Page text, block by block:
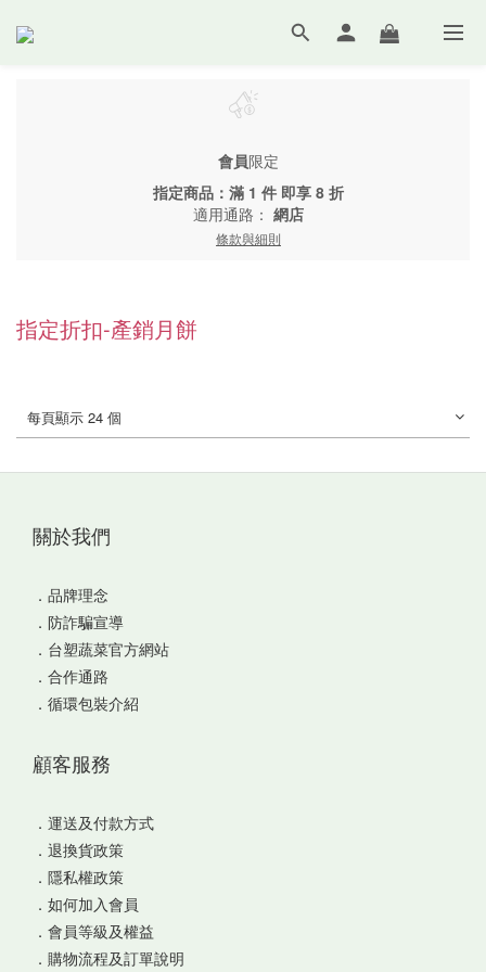
會員限定
指定商品：滿 1 件 即享 8 折
適用通路： 網店
條款與細則
指定折扣-產銷月餅
每頁顯示 24 個
關於我們
． 品牌理念
． 防詐騙宣導
． 台塑蔬菜官方網站
． 合作通路
． 循環包裝介紹
顧客服務
． 運送及付款方式
． 退換貨政策
． 隱私權政策
． 如何加入會員
． 會員等級及權益
． 購物流程及訂單說明